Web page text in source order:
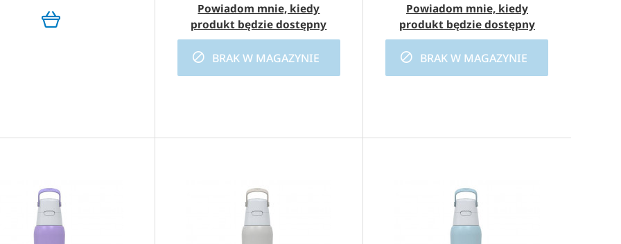
Powiadom mnie, kiedy
produkt będzie dostępny
BRAK W MAGAZYNIE
Powiadom mnie, kiedy
produkt będzie dostępny
BRAK W MAGAZYNIE